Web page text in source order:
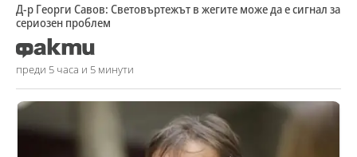
Д-р Георги Савов: Световъртежът в жегите може да е сигнал за
сериозен проблем
преди 5 часа и 5 минути